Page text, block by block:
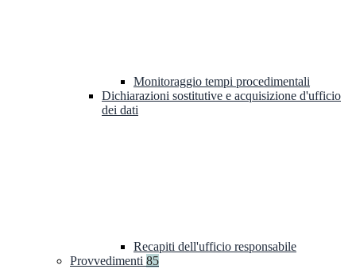
Monitoraggio tempi procedimentali
Dichiarazioni sostitutive e acquisizione d'ufficio
dei dati
Recapiti dell'ufficio responsabile
Provvedimenti 85